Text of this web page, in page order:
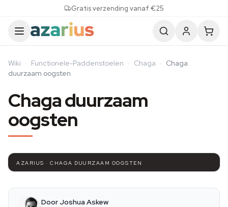
Gratis verzending vanaf €25
Wiki · Functionele-Paddenstoelen · Chaga · Chaga
duurzaam oogsten
Chaga duurzaam
oogsten
AZARIUS · CHAGA DUURZAAM OOGSTEN
Door Joshua Askew